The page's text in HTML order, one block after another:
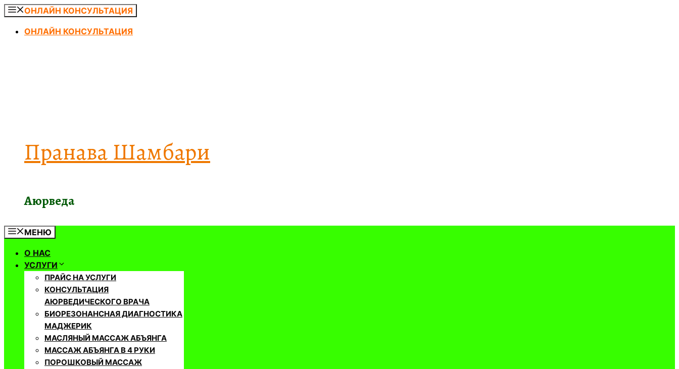
Перейти
содержимому
ОНЛАЙН КОНСУЛЬТАЦИЯ
ОНЛАЙН КОНСУЛЬТАЦИЯ
Пранава Шамбари
Аюрведа
МЕНЮ
О НАС
УСЛУГИ
ПРАЙС НА УСЛУГИ
КОНСУЛЬТАЦИЯ
АЮРВЕДИЧЕСКОГО ВРАЧА
БИОРЕЗОНАНСНАЯ ДИАГНОСТИКА
МАДЖЕРИК
МАСЛЯНЫЙ МАССАЖ АБЪЯНГА
МАССАЖ АБЪЯНГА В 4 РУКИ
ПОРОШКОВЫЙ МАССАЖ